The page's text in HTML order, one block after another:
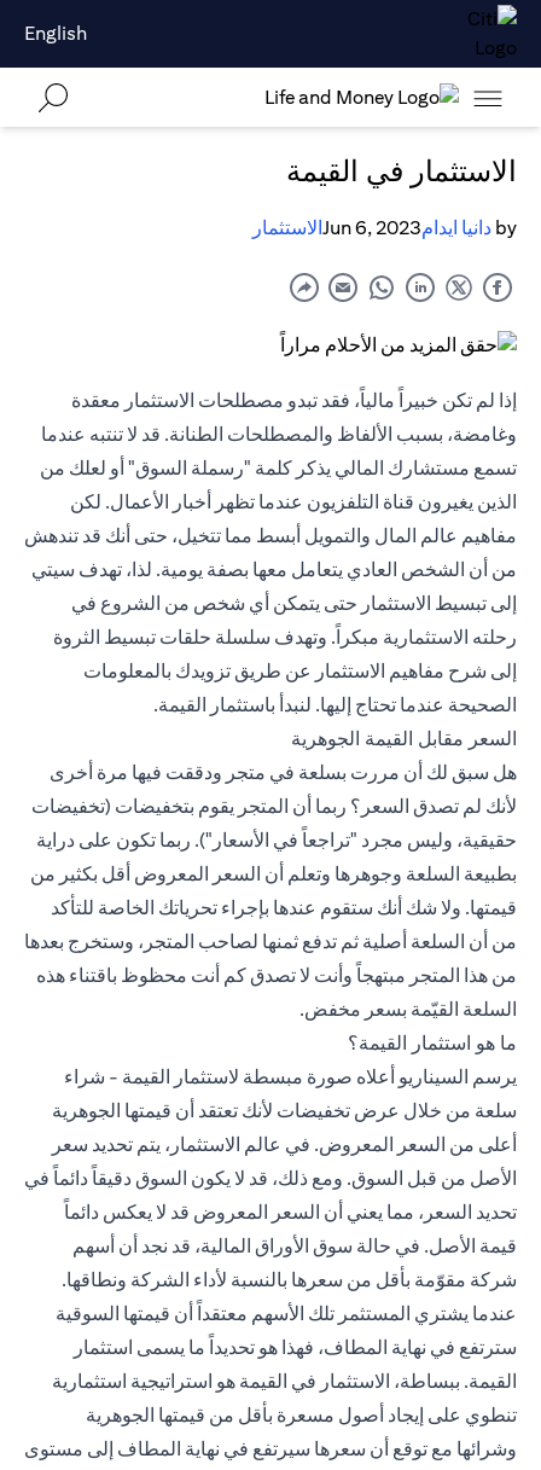
English
الاستثمار في القيمة
by دانيا ايدامJun 6, 2023الاستثمار
إذا لم تكن خبيراً مالياً، فقد تبدو مصطلحات الاستثمار معقدة
وغامضة، بسبب الألفاظ والمصطلحات الطنانة. قد لا تنتبه عندما
تسمع مستشارك المالي يذكر كلمة "رسملة السوق" أو لعلك من
الذين يغيرون قناة التلفزيون عندما تظهر أخبار الأعمال. لكن
مفاهيم عالم المال والتمويل أبسط مما تتخيل، حتى أنك قد تندهش
من أن الشخص العادي يتعامل معها بصفة يومية. لذا، تهدف سيتي
إلى تبسيط الاستثمار حتى يتمكن أي شخص من الشروع في
رحلته الاستثمارية مبكراً. وتهدف سلسلة حلقات تبسيط الثروة
إلى شرح مفاهيم الاستثمار عن طريق تزويدك بالمعلومات
الصحيحة عندما تحتاج إليها. لنبدأ باستثمار القيمة.
السعر مقابل القيمة الجوهرية
هل سبق لك أن مررت بسلعة في متجر ودققت فيها مرة أخرى
لأنك لم تصدق السعر؟ ربما أن المتجر يقوم بتخفيضات (تخفيضات
حقيقية، وليس مجرد "تراجعاً في الأسعار"). ربما تكون على دراية
بطبيعة السلعة وجوهرها وتعلم أن السعر المعروض أقل بكثير من
قيمتها. ولا شك أنك ستقوم عندها بإجراء تحرياتك الخاصة للتأكد
من أن السلعة أصلية ثم تدفع ثمنها لصاحب المتجر، وستخرج بعدها
من هذا المتجر مبتهجاً وأنت لا تصدق كم أنت محظوظ باقتناء هذه
السلعة القيّمة بسعر مخفض.
ما هو استثمار القيمة؟
يرسم السيناريو أعلاه صورة مبسطة لاستثمار القيمة - شراء
سلعة من خلال عرض تخفيضات لأنك تعتقد أن قيمتها الجوهرية
أعلى من السعر المعروض. في عالم الاستثمار، يتم تحديد سعر
الأصل من قبل السوق. ومع ذلك، قد لا يكون السوق دقيقاً دائماً في
تحديد السعر، مما يعني أن السعر المعروض قد لا يعكس دائماً
قيمة الأصل. في حالة سوق الأوراق المالية، قد نجد أن أسهم
شركة مقوّمة بأقل من سعرها بالنسبة لأداء الشركة ونطاقها.
عندما يشتري المستثمر تلك الأسهم معتقداً أن قيمتها السوقية
سترتفع في نهاية المطاف، فهذا هو تحديداً ما يسمى استثمار
القيمة. ببساطة، الاستثمار في القيمة هو استراتيجية استثمارية
تنطوي على إيجاد أصول مسعرة بأقل من قيمتها الجوهرية
وشرائها مع توقع أن سعرها سيرتفع في نهاية المطاف إلى مستوى